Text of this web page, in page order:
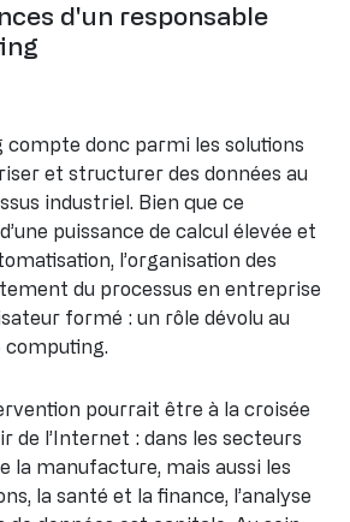
d'un responsable
compte donc parmi les solutions
et structurer des données au
industriel. Bien que ce
puissance de calcul élevée et
l’organisation des
du processus en entreprise
formé : un rôle dévolu au
computing.
pourrait être à la croisée
de l’Internet : dans les secteurs
la manufacture, mais aussi les
la santé et la finance, l’analyse